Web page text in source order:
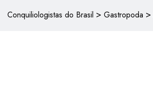
Conquiliologistas do Brasil > Gastropoda >